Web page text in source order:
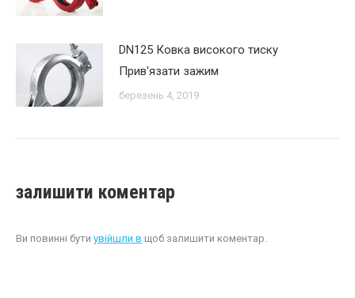
DN125 Ковка високого тиску
Прив'язати зажим
березень 4, 2019
залишити коментар
Ви повинні бути увійшли в щоб залишити коментар.